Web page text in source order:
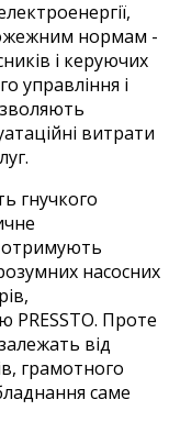
нормам -
і керуючих
управління і
витрати
гнучкого
отримують
насосних
PRESSTO. Проте
від
грамотного
саме